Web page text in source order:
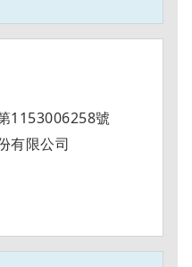
1153006258號
有限公司